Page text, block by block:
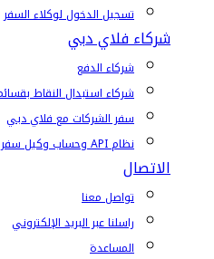
تسجيل الدخول لوكلاء السفر
شركاء فلاي دبي
شركاء الدفع
شركاء استبدال النقاط
سفر الشركات مع فلاي دبي
نظام API وحساب وكيل سفر جديد
الاتصال
تواصل معنا
راسلنا عبر البريد الإلكتروني
المساعدة